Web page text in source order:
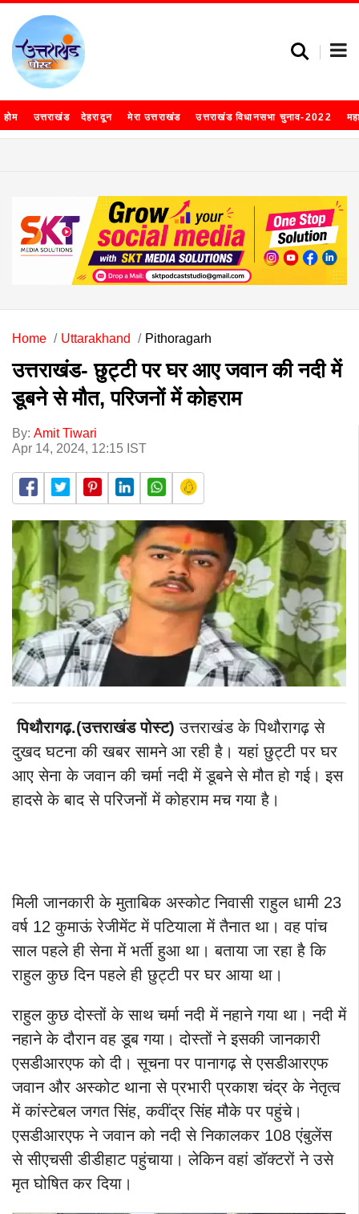
होम उत्तराखंड देहरादून मेरा उत्तराखंड उत्तराखंड विधानसभा चुनाव-2022
Home Uttarakhand Pithoragarh
उत्तराखंड- छुट्टी पर घर आए जवान की नदी में
डूबने से मौत, परिजनों में कोहराम
By: Amit Tiwari
Apr 14, 2024, 12:15 IST
पिथौरागढ़.(उत्तराखंड पोस्ट) उत्तराखंड के पिथौरागढ़ से
दुखद घटना की खबर सामने आ रही है। यहां छुट्टी पर घर
आए सेना के जवान की चर्मा नदी में डूबने से मौत हो गई। इस
हादसे के बाद से परिजनों में कोहराम मच गया है।
मिली जानकारी के मुताबिक अस्कोट निवासी राहुल धामी 23
वर्ष 12 कुमाऊं रेजीमेंट में पटियाला में तैनात था। वह पांच
साल पहले ही सेना में भर्ती हुआ था। बताया जा रहा है कि
राहुल कुछ दिन पहले ही छुट्टी पर घर आया था।
राहुल कुछ दोस्तों के साथ चर्मा नदी में नहाने गया था। नदी में
नहाने के दौरान वह डूब गया। दोस्तों ने इसकी जानकारी
एसडीआरएफ को दी। सूचना पर पानागढ़ से एसडीआरएफ
जवान और अस्कोट थाना से प्रभारी प्रकाश चंद्र के नेतृत्व
में कांस्टेबल जगत सिंह, कवींद्र सिंह मौके पर पहुंचे।
एसडीआरएफ ने जवान को नदी से निकालकर 108 एंबुलेंस
से सीएचसी डीडीहाट पहुंचाया। लेकिन वहां डॉक्टरों ने उसे
मृत घोषित कर दिया।